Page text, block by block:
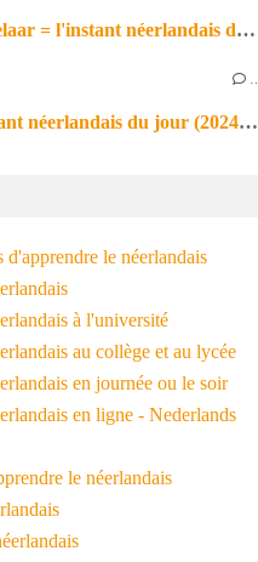
de markthandelaar = l'instant néerlandais du jour (2026_03_11)
de noot = l'instant néerlandais du jour (2024_09_09)
d'apprendre le néerlandais
à l'université
au collège et au lycée
en journée ou le soir
en ligne - Nederlands
le néerlandais